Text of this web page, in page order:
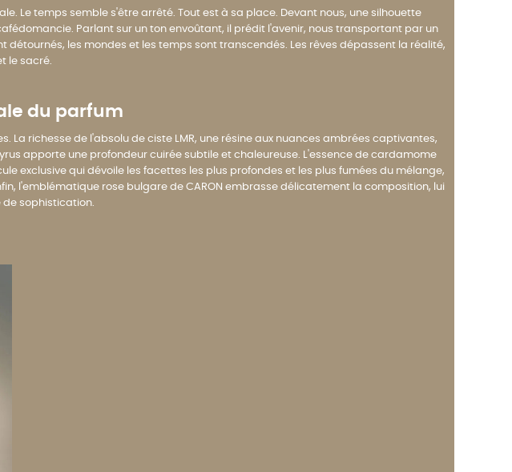
Le temps semble s'être arrêté. Tout est à sa place. Devant nous, une silhouette
Parlant sur un ton envoûtant, il prédit l'avenir, nous transportant par un
les mondes et les temps sont transcendés. Les rêves dépassent la réalité,
le sacré.
du parfum
richesse de l'absolu de ciste LMR, une résine aux nuances ambrées captivantes,
apporte une profondeur cuirée subtile et chaleureuse. L'essence de cardamome
exclusive qui dévoile les facettes les plus profondes et les plus fumées du mélange,
l'emblématique rose bulgare de CARON embrasse délicatement la composition, lui
sophistication.